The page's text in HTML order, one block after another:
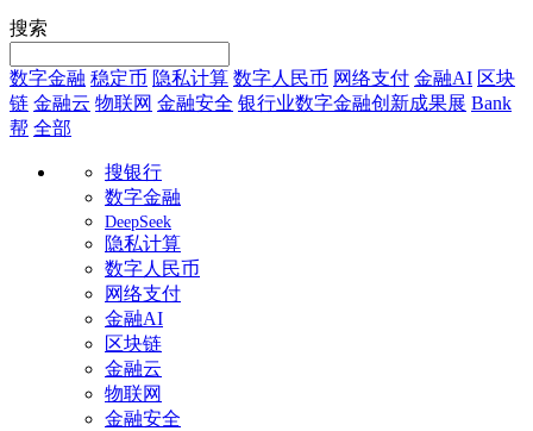
搜索
数字金融 稳定币 隐私计算 数字人民币 网络支付 金融AI 区块
链 金融云 物联网 金融安全 银行业数字金融创新成果展 Bank
帮 全部
搜银行
数字金融
DeepSeek
隐私计算
数字人民币
网络支付
金融AI
区块链
金融云
物联网
金融安全